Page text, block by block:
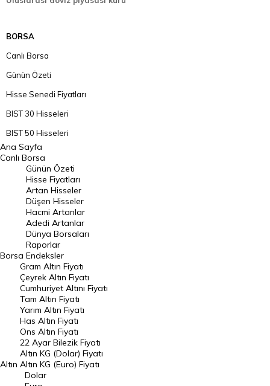
BORSA
Canlı Borsa
Günün Özeti
Hisse Senedi Fiyatları
BIST 30 Hisseleri
BIST 50 Hisseleri
BIST 100 Hisseleri
En Çok Artan Hisseler
En Çok Düşen Hisseler
Hacmi Artanlar
Geçmiş Kapanışlar
Dünya Borsaları
Raporlar
Endeksler
DÖVİZ
Döviz Kuru
Dolar Kuru
Euro Kuru
Ana Sayfa
Canlı Borsa
Borsa
Günün Özeti
Hisse Fiyatları
Artan Hisseler
Düşen Hisseler
Hacmi Artanlar
Adedi Artanlar
Dünya Borsaları
Raporlar
Endeksler
Altın
Gram Altın Fiyatı
Çeyrek Altın Fiyatı
Cumhuriyet Altını Fiyatı
Tam Altın Fiyatı
Yarım Altın Fiyatı
Has Altın Fiyatı
Ons Altın Fiyatı
22 Ayar Bilezik Fiyatı
Altın KG (Dolar) Fiyatı
Altın KG (Euro) Fiyatı
Dolar